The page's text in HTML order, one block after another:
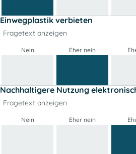
Einwegplastik verbieten
Fragetext anzeigen
Nein Eher nein
Nachhaltigere Nutzung
Fragetext anzeigen
Nein Eher nein